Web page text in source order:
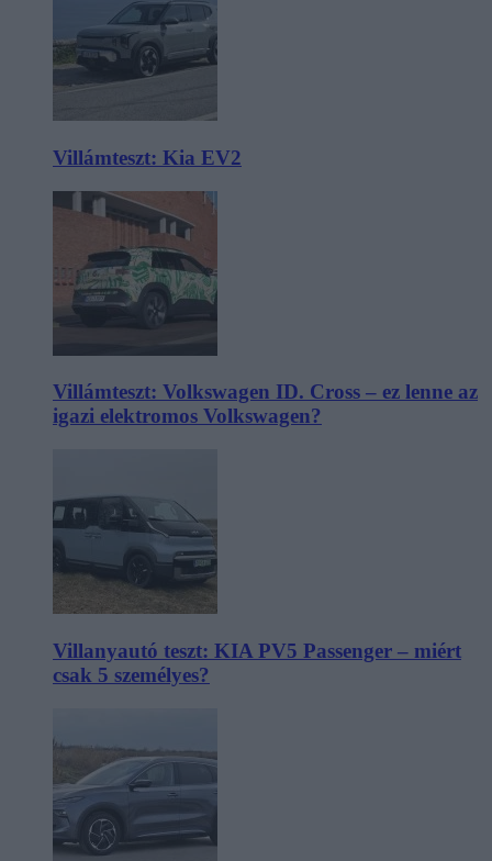
Villámteszt: Kia EV2
Villámteszt: Volkswagen ID. Cross – ez lenne az
igazi elektromos Volkswagen?
Villanyautó teszt: KIA PV5 Passenger – miért
csak 5 személyes?